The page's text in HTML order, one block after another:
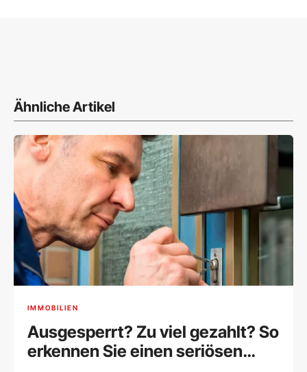
Ähnliche Artikel
IMMOBILIEN
Ausgesperrt? Zu viel gezahlt? So
erkennen Sie einen seriösen